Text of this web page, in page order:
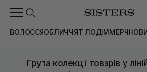
ВОЛОССЯОБЛИЧЧЯТІЛОДІММЕРЧ
Група колекції товарів у